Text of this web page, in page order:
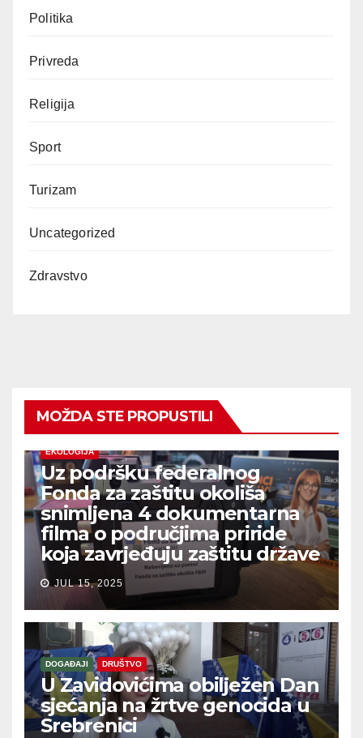
Politika
Privreda
Religija
Sport
Turizam
Uncategorized
Zdravstvo
MOŽDA STE PROPUSTILI
EKOLOGIJA
Uz podršku federalnog
Fonda za zaštitu okoliša
snimljena 4 dokumentarna
filma o područjima priride
koja zavrjeđuju zaštitu države
JUL 15, 2025
DOGAĐAJI DRUŠTVO
U Zavidovićima obilježen Dan
sjećanja na žrtve genocida u
Srebrenici